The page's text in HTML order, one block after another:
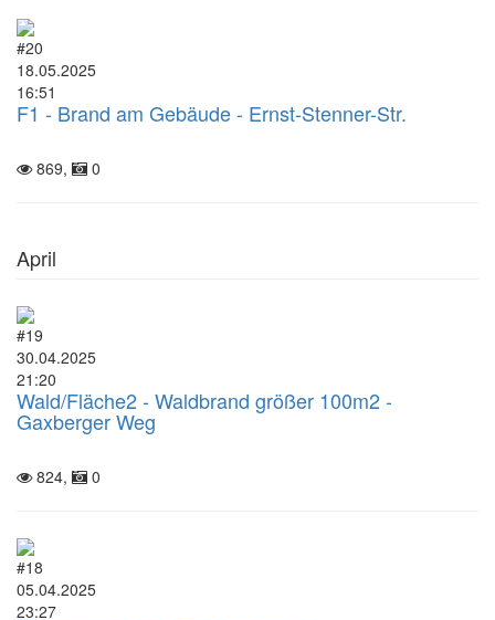
#20
18.05.2025
16:51
F1 - Brand am Gebäude - Ernst-Stenner-Str.
869, 0
April
#19
30.04.2025
21:20
Wald/Fläche2 - Waldbrand größer 100m2 -
Gaxberger Weg
824, 0
#18
05.04.2025
23:27